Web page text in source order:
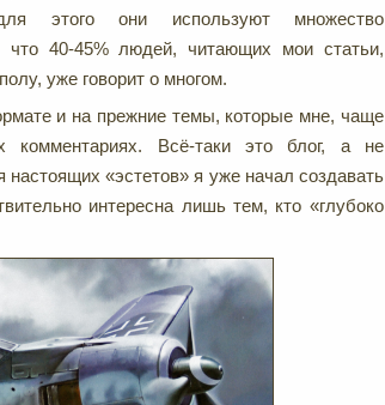
они используют множество
что 40-45% людей, читающих мои статьи,
уже говорит о многом.
и на прежние темы, которые мне, чаще
комментариях. Всё-таки это блог, а не
«эстетов» я уже начал создавать
интересна лишь тем, кто «глубоко